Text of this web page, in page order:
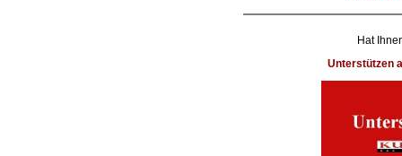
Hat
Unterstützen